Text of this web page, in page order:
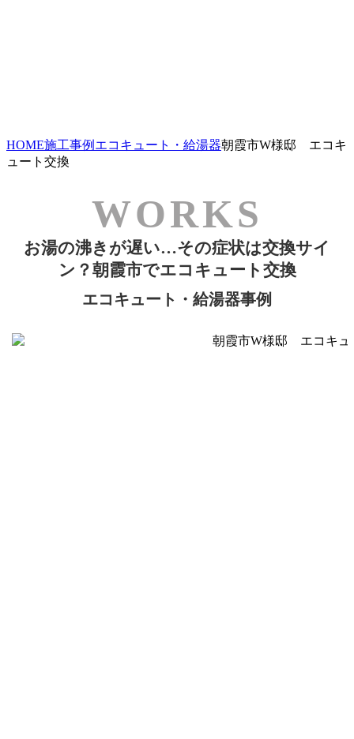
HOME施工事例 エコキュート・給湯器朝霞市W様邸 エコキ
ュート交換
お湯の沸きが遅い…その症状は交換サイ
ン？朝霞市でエコキュート交換
エコキュート・給湯器事例